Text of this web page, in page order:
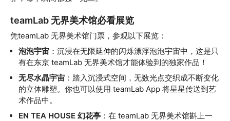
teamLab 无界美术馆必看展览
凭teamLab 无界美术馆门票，参观以下展览：
泡泡宇宙 ：沉浸在无限延伸的闪烁漂浮泡泡宇宙中，这是只
有在东京 teamLab 无界美术馆才能体验到的独家作品！
无尽水晶宇宙 ：踏入沉浸式空间，无数光点交织成不断变化
的立体雕塑。你也可以使用 teamLab App 将星星传送到艺
术作品中。
EN TEA HOUSE 幻花亭 ：在 teamLab 无界美术馆斟上一